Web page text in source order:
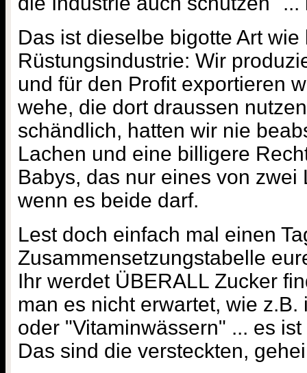
Das ist dieselbe bigotte Art wie
Rüstungsindustrie: Wir
und für den Profit exportieren
wehe, die dort draussen
schändlich, hatten wir nie
Lachen und eine billigere
Babys, das nur eines von
wenn es beide darf.
Lest doch einfach mal einen
Zusammensetzungstabelle
Ihr werdet ÜBERALL Zucker
man es nicht erwartet, wie z.B.
oder "Vitaminwässern" ... es
Das sind die versteckten,